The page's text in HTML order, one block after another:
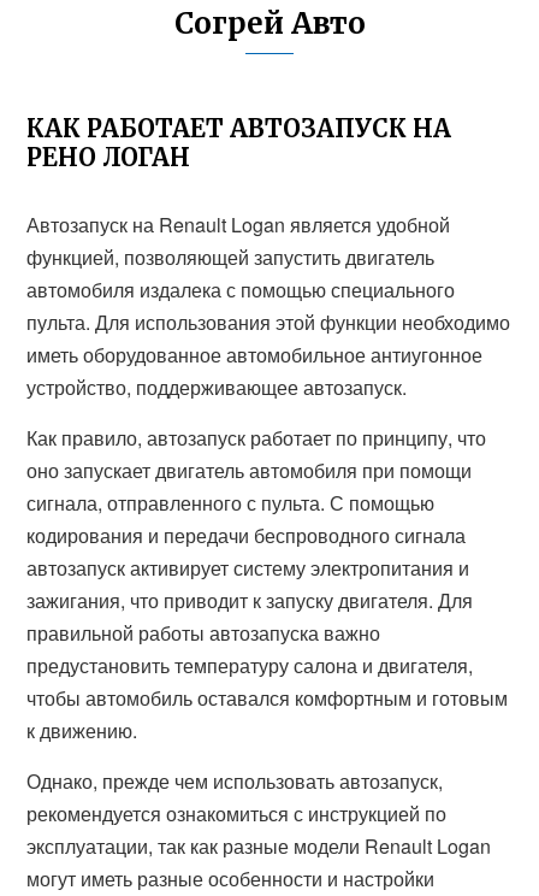
Согрей Авто
КАК РАБОТАЕТ АВТОЗАПУСК НА
РЕНО ЛОГАН
Автозапуск на Renault Logan является удобной
функцией, позволяющей запустить двигатель
автомобиля издалека с помощью специального
пульта. Для использования этой функции необходимо
иметь оборудованное автомобильное антиугонное
устройство, поддерживающее автозапуск.
Как правило, автозапуск работает по принципу, что
оно запускает двигатель автомобиля при помощи
сигнала, отправленного с пульта. С помощью
кодирования и передачи беспроводного сигнала
автозапуск активирует систему электропитания и
зажигания, что приводит к запуску двигателя. Для
правильной работы автозапуска важно
предустановить температуру салона и двигателя,
чтобы автомобиль оставался комфортным и готовым
к движению.
Однако, прежде чем использовать автозапуск,
рекомендуется ознакомиться с инструкцией по
эксплуатации, так как разные модели Renault Logan
могут иметь разные особенности и настройки